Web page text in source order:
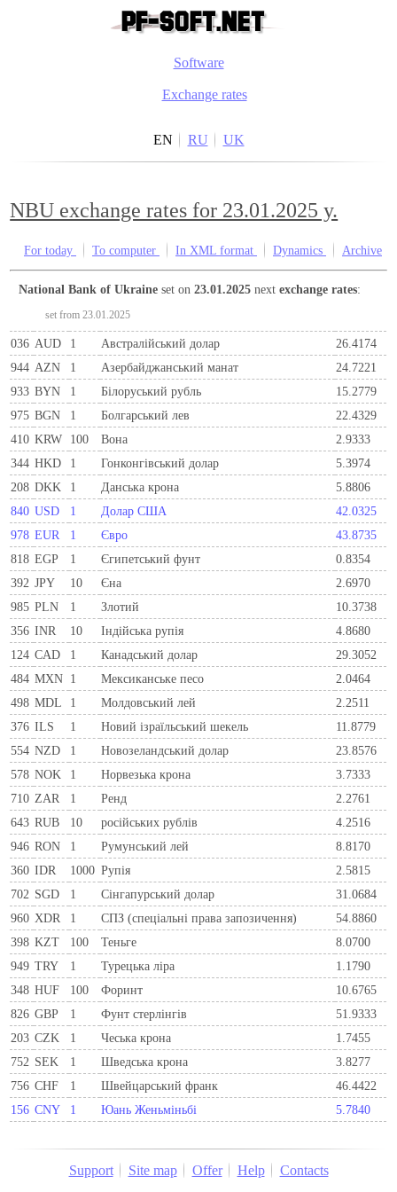
Software
Exchange rates
EN RU UK
NBU exchange rates for 23.01.2025 y.
For today To computer In XML format Dynamics Archive
National Bank of Ukraine set on23.01.2025 nextexchange rates:
set from 23.01.2025
036 AUD 1 Австралійський долар
26.4174
944 AZN 1 Азербайджанський манат
24.7221
933 BYN 1 Бiлоруський рубль
15.2779
975 BGN 1 Болгарський лев
22.4329
410 KRW 100 Вона
2.9333
344 HKD 1 Гонконгівський долар
5.3974
208 DKK 1 Данська крона
5.8806
840 USD 1 Долар США
42.0325
978 EUR 1 Євро
43.8735
818 EGP 1 Єгипетський фунт
0.8354
392 JPY 10 Єна
2.6970
985 PLN 1 Злотий
10.3738
356 INR 10 Індійська рупія
4.8680
124 CAD 1 Канадський долар
29.3052
484 MXN 1 Мексиканське песо
2.0464
498 MDL 1 Молдовський лей
2.2511
376 ILS 1 Новий ізраїльський шекель
11.8779
554 NZD 1 Новозеландський долар
23.8576
578 NOK 1 Норвезька крона
3.7333
710 ZAR 1 Ренд
2.2761
643 RUB 10 російських рублів
4.2516
946 RON 1 Румунський лей
8.8170
360 IDR 1000 Рупія
2.5815
702 SGD 1 Сінгапурський долар
31.0684
960 XDR 1 СПЗ (спеціальні права запозичення)
54.8860
398 KZT 100 Теньге
8.0700
949 TRY 1 Турецька ліра
1.1790
348 HUF 100 Форинт
10.6765
826 GBP 1 Фунт стерлінгів
51.9333
203 CZK 1 Чеська крона
1.7455
752 SEK 1 Шведська крона
3.8277
756 CHF 1 Швейцарський франк
46.4422
156 CNY 1 Юань Женьміньбі 5.7840
Support Site map Offer Help Contacts